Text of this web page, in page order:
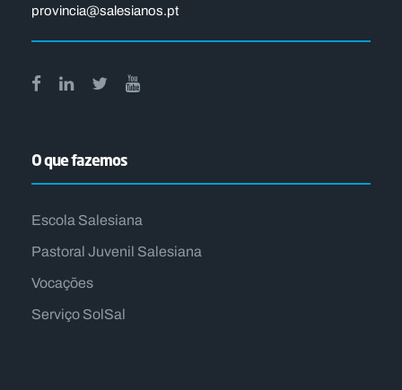
provincia@salesianos.pt
O que fazemos
Escola Salesiana
Pastoral Juvenil Salesiana
Vocações
Serviço SolSal